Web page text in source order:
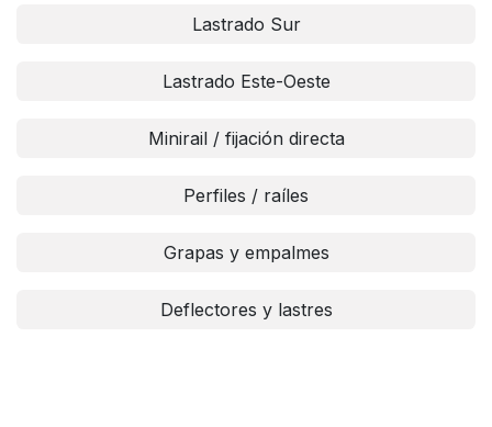
Lastrado Sur
Lastrado Este-Oeste
Minirail / fijación directa
Perfiles / raíles
Grapas y empalmes
Deflectores y lastres